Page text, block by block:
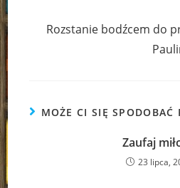
Rozstanie bodźcem do
MOŻE CI SIĘ SPODOBAĆ
Zaufaj
23 lipca,